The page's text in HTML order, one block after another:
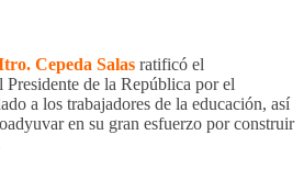
Cepeda Salas ratificó el
de la República por el
a los trabajadores de la educación, así
en su gran esfuerzo por construir